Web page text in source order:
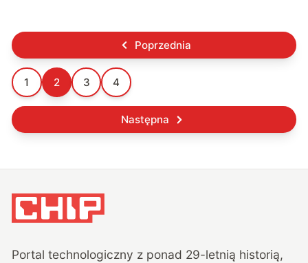
Poprzednia
1 2 3 4
Następna
Portal technologiczny z ponad 29-letnią historią,